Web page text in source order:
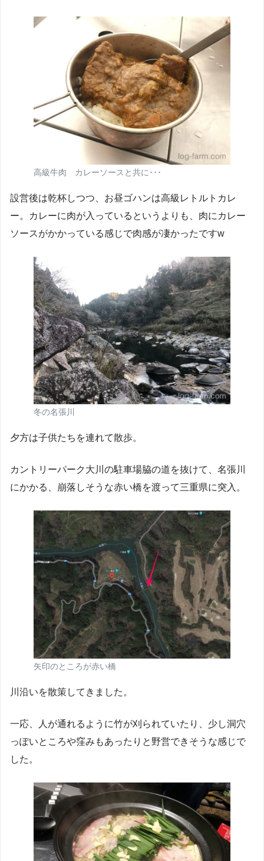
高級牛肉 カレーソースと共に･･･
設営後は乾杯しつつ、お昼ゴハンは高級レトルトカレ
ー。カレーに肉が入っているというよりも、肉にカレー
ソースがかかっている感じで肉感が凄かったですw
冬の名張川
夕方は子供たちを連れて散歩。
カントリーパーク大川の駐車場脇の道を抜けて、名張川
にかかる、崩落しそうな赤い橋を渡って三重県に突入。
矢印のところが赤い橋
川沿いを散策してきました。
一応、人が通れるように竹が刈られていたり、少し洞穴
っぽいところや窪みもあったりと野営できそうな感じで
した。